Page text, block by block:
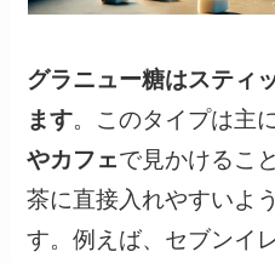
グラニュー糖はスティ
ます。このタイプは主
やカフェで見かけるこ
茶に直接入れやすいよ
す。例えば、セブンイ